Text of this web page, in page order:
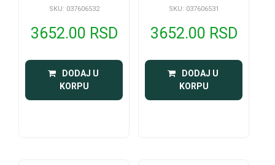
SKU: 037606532
3652.00 RSD
DODAJ U
KORPU
SKU: 037606531
3652.00 RSD
DODAJ U
KORPU